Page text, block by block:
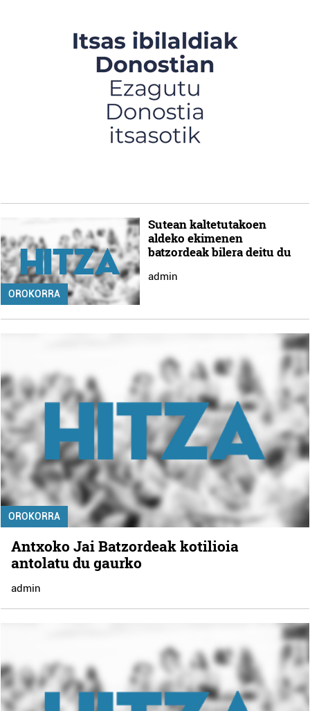
OROKORRA
Sutean kaltetutakoen
aldeko ekimenen
batzordeak bilera deitu du
admin
OROKORRA
Antxoko Jai Batzordeak kotilioia
antolatu du gaurko
admin